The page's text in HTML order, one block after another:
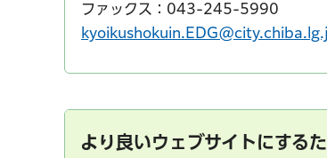
ファックス：043-245-5990
より良いウェブサイトにする